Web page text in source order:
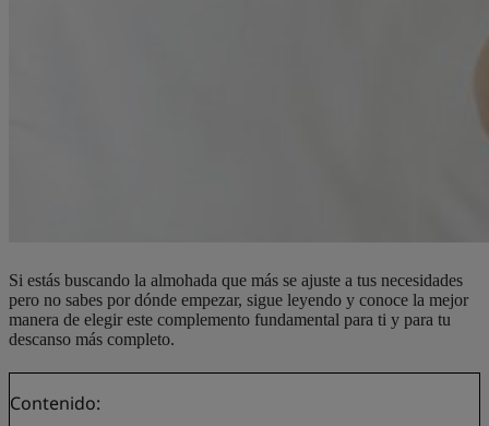
Si estás buscando la almohada que más se ajuste a tus necesidades
pero no sabes por dónde empezar, sigue leyendo y conoce la mejor
manera de elegir este complemento fundamental para ti y para tu
descanso más completo.
Contenido: